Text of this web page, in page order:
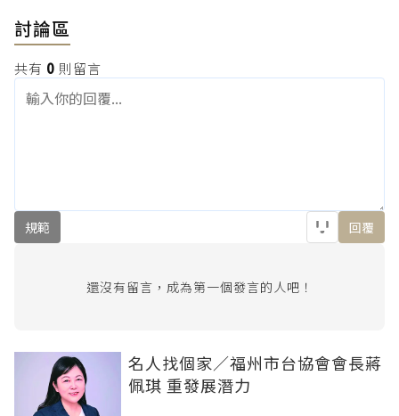
討論區
共有 0 則留言
規範 回覆
還沒有留言，成為第一個發言的人吧！
名人找個家／福州市台協會會長蔣
佩琪 重發展潛力